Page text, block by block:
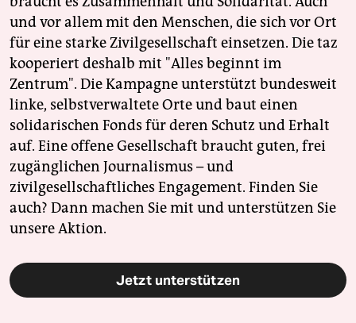
und vor allem mit den Menschen, die sich vor Ort
für eine starke Zivilgesellschaft einsetzen. Die taz
kooperiert deshalb mit "Alles beginnt im
Zentrum". Die Kampagne unterstützt bundesweit
linke, selbstverwaltete Orte und baut einen
solidarischen Fonds für deren Schutz und Erhalt
auf. Eine offene Gesellschaft braucht guten, frei
zugänglichen Journalismus – und
zivilgesellschaftliches Engagement. Finden Sie
auch? Dann machen Sie mit und unterstützen Sie
unsere Aktion.
Jetzt unterstützen